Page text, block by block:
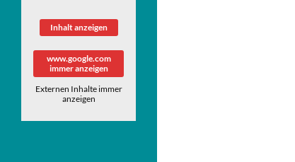
Inhalt anzeigen
www.google.com
immer anzeigen
Externen Inhalte immer
anzeigen